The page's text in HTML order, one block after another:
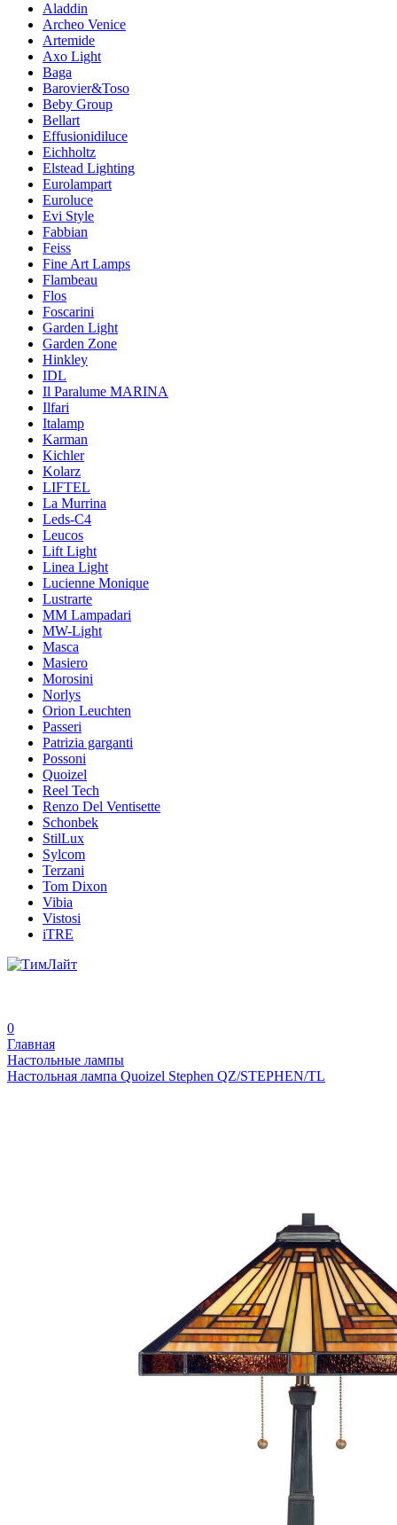
Aladdin
Archeo Venice
Artemide
Axo Light
Baga
Barovier&Toso
Beby Group
Bellart
Effusionidiluce
Eichholtz
Elstead Lighting
Eurolampart
Euroluce
Evi Style
Fabbian
Feiss
Fine Art Lamps
Flambeau
Flos
Foscarini
Garden Light
Garden Zone
Hinkley
IDL
Il Paralume MARINA
Ilfari
Italamp
Karman
Kichler
Kolarz
LIFTEL
La Murrina
Leds-C4
Leucos
Lift Light
Linea Light
Lucienne Monique
Lustrarte
MM Lampadari
MW-Light
Masca
Masiero
Morosini
Norlys
Orion Leuchten
Passeri
Patrizia garganti
Possoni
Quoizel
Reel Tech
Renzo Del Ventisette
Schonbek
StilLux
Sylcom
Terzani
Tom Dixon
Vibia
Vistosi
iTRE
0
Главная
Настольные лампы
Настольная лампа Quoizel Stephen QZ/STEPHEN/TL